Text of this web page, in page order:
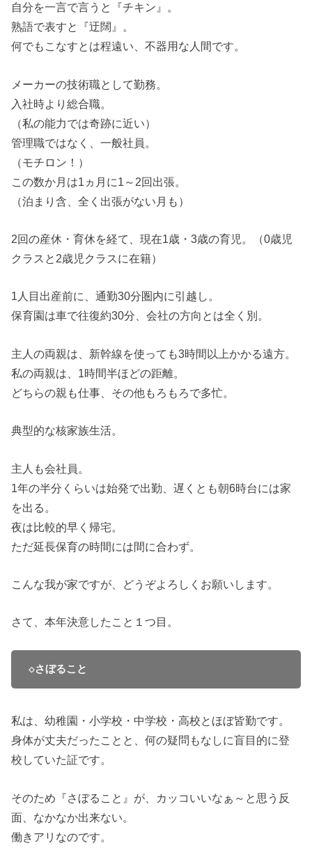
自分を一言で言うと『チキン』。
熟語で表すと『迂闊』。
何でもこなすとは程遠い、不器用な人間です。
メーカーの技術職として勤務。
入社時より総合職。
（私の能力では奇跡に近い）
管理職ではなく、一般社員。
（モチロン！）
この数か月は1ヵ月に1～2回出張。
（泊まり含、全く出張がない月も）
2回の産休・育休を経て、現在1歳・3歳の育児。（0歳児
クラスと2歳児クラスに在籍）
1人目出産前に、通勤30分圏内に引越し。
保育園は車で往復約30分、会社の方向とは全く別。
主人の両親は、新幹線を使っても3時間以上かかる遠方。
私の両親は、1時間半ほどの距離。
どちらの親も仕事、その他もろもろで多忙。
典型的な核家族生活。
主人も会社員。
1年の半分くらいは始発で出勤、遅くとも朝6時台には家
を出る。
夜は比較的早く帰宅。
ただ延長保育の時間には間に合わず。
こんな我が家ですが、どうぞよろしくお願いします。
さて、本年決意したこと１つ目。
◇さぼること
私は、幼稚園・小学校・中学校・高校とほぼ皆勤です。
身体が丈夫だったことと、何の疑問もなしに盲目的に登
校していた証です。
そのため『さぼること』が、カッコいいなぁ～と思う反
面、なかなか出来ない。
働きアリなのです。